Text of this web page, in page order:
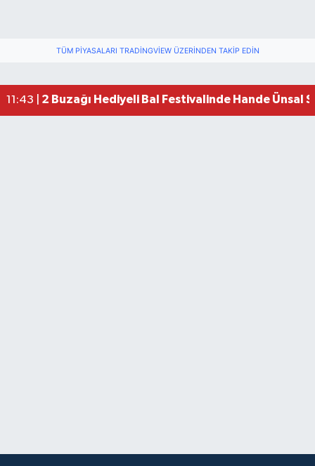
TÜM PIYASALARI TRADINGVIEW ÜZERINDEN TAKIP EDIN
11:43 | 2 Buzağı Hediyeli Bal Festivalinde Hande Ünsal